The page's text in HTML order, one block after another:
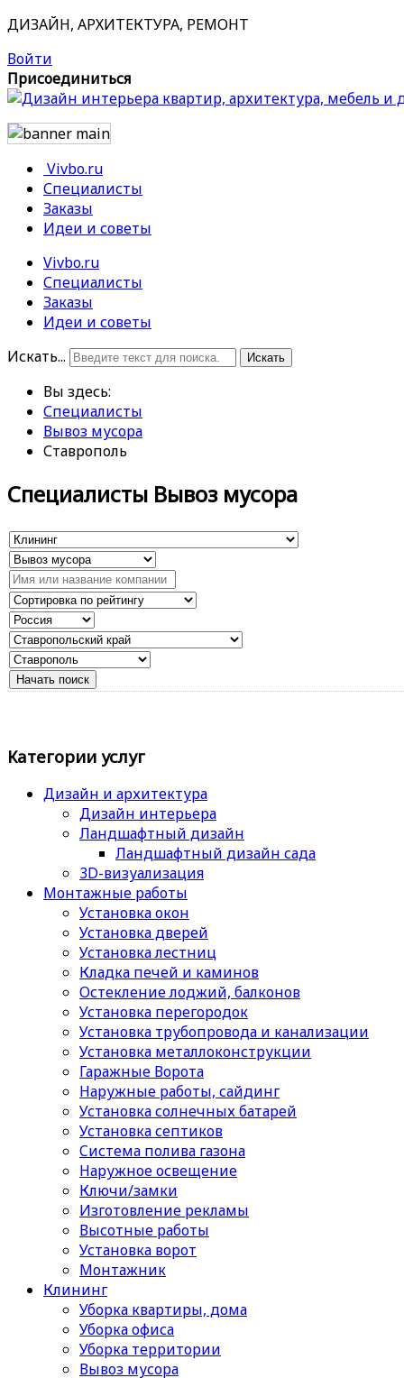
ДИЗАЙН, АРХИТЕКТУРА, РЕМОНТ
Войти
Присоединиться
Vivbo.ru
Специалисты
Заказы
Идеи и советы
Vivbo.ru
Специалисты
Заказы
Идеи и советы
Искать...
Искать
Вы здесь:
Специалисты
Вывоз мусора
Ставрополь
Специалисты Вывоз мусора
Категории услуг
Дизайн и архитектура
Дизайн интерьера
Ландшафтный дизайн
Ландшафтный дизайн сада
3D-визуализация
Монтажные работы
Установка окон
Установка дверей
Установка лестниц
Кладка печей и каминов
Остекление лоджий, балконов
Установка перегородок
Установка трубопровода и канализации
Установка металлоконструкции
Гаражные Ворота
Наружные работы, сайдинг
Установка солнечных батарей
Установка септиков
Cистема полива газона
Наружное освещение
Ключи/замки
Изготовление рекламы
Высотные работы
Установка ворот
Монтажник
Клининг
Уборка квартиры, дома
Уборка офиса
Уборка территории
Вывоз мусора